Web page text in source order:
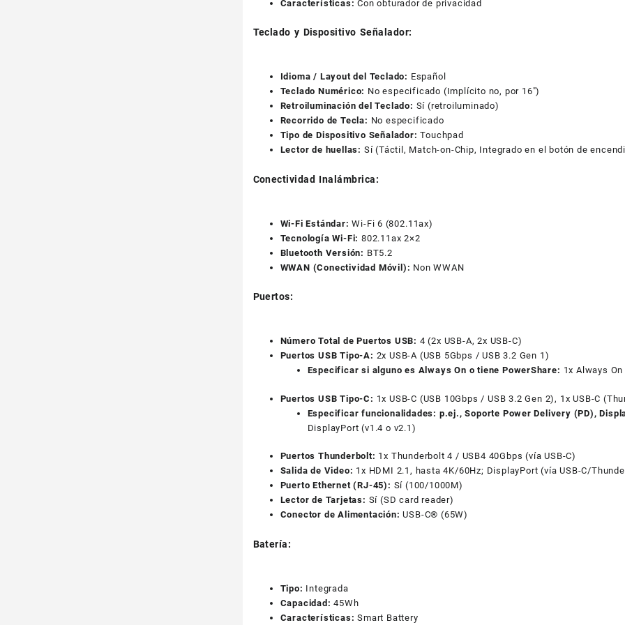
Características: Con obturador de privacidad
Teclado y Dispositivo Señalador:
Idioma / Layout del Teclado: Español
Teclado Numérico: No especificado (Implícito no, por 16″)
Retroiluminación del Teclado: Sí (retroiluminado)
Recorrido de Tecla: No especificado
Tipo de Dispositivo Señalador: Touchpad
Lector de huellas: Sí (Táctil, Match-on-Chip, Integrado en el botón de
Conectividad Inalámbrica:
Wi-Fi Estándar: Wi-Fi 6 (802.11ax)
Tecnología Wi-Fi: 802.11ax 2×2
Bluetooth Versión: BT5.2
WWAN (Conectividad Móvil): Non WWAN
Puertos:
Número Total de Puertos USB: 4 (2x USB-A, 2x USB-C)
Puertos USB Tipo-A: 2x USB-A (USB 5Gbps / USB 3.2 Gen 1)
Especificar si alguno es Always On o tiene PowerShare: 1x Always On
Puertos USB Tipo-C: 1x USB-C (USB 10Gbps / USB 3.2 Gen 2), 1x USB-C
Especificar funcionalidades: p.ej., Soporte Power Delivery (PD),
DisplayPort (v1.4 o v2.1)
Puertos Thunderbolt: 1x Thunderbolt 4 / USB4 40Gbps (vía USB-C)
Salida de Video: 1x HDMI 2.1, hasta 4K/60Hz; DisplayPort (vía USB-C/
Puerto Ethernet (RJ-45): Sí (100/1000M)
Lector de Tarjetas: Sí (SD card reader)
Conector de Alimentación: USB-C® (65W)
Batería:
Tipo: Integrada
Capacidad: 45Wh
Características: Smart Battery